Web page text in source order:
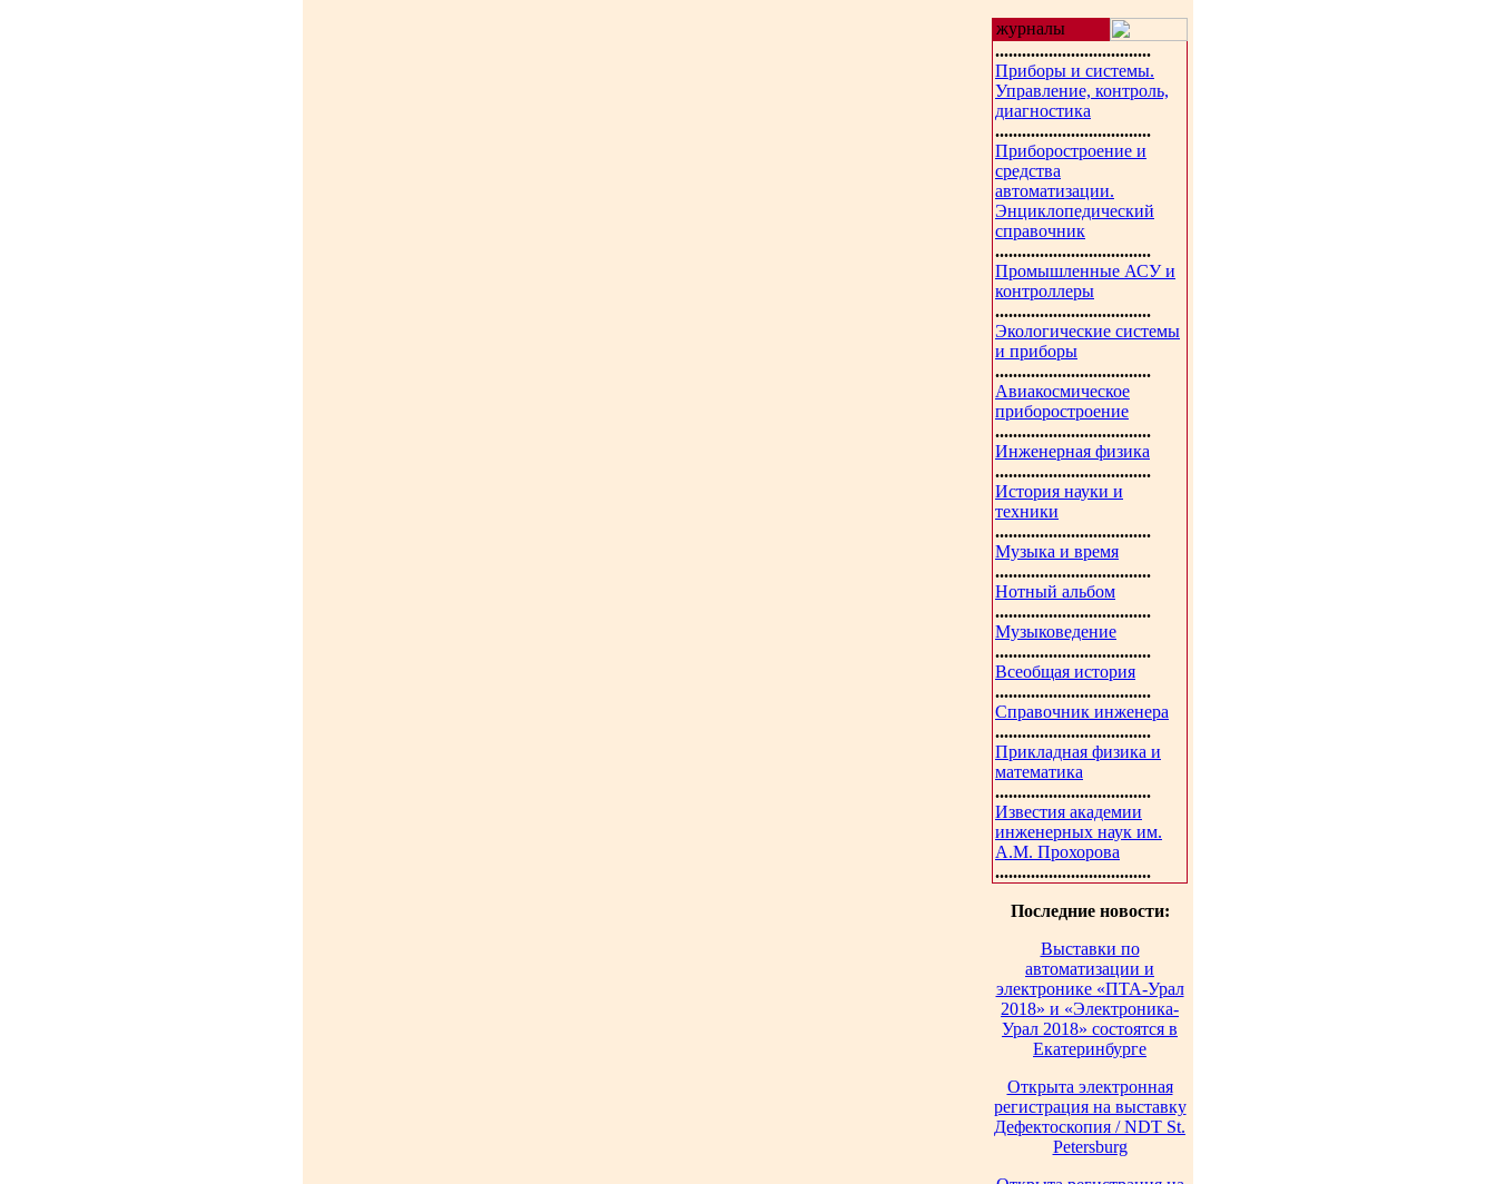
журналы
...................................
Приборы и системы.
Управление, контроль,
диагностика
...................................
Приборостроение и
средства
автоматизации.
Энциклопедический
справочник
...................................
Промышленные АСУ и
контроллеры
...................................
Экологические системы
и приборы
...................................
Авиакосмическое
приборостроение
...................................
Инженерная физика
...................................
История науки и
техники
...................................
Музыка и время
...................................
Нотный альбом
...................................
Музыковедение
...................................
Всеобщая история
...................................
Справочник инженера
...................................
Прикладная физика и
математика
...................................
Известия академии
инженерных наук им.
А.М. Прохорова
...................................
Последние новости:
Выставки по
автоматизации и
электронике «ПТА-Урал
2018» и «Электроника-
Урал 2018» состоятся в
Екатеринбурге
Открыта электронная
регистрация на выставку
Дефектоскопия / NDT St.
Petersburg